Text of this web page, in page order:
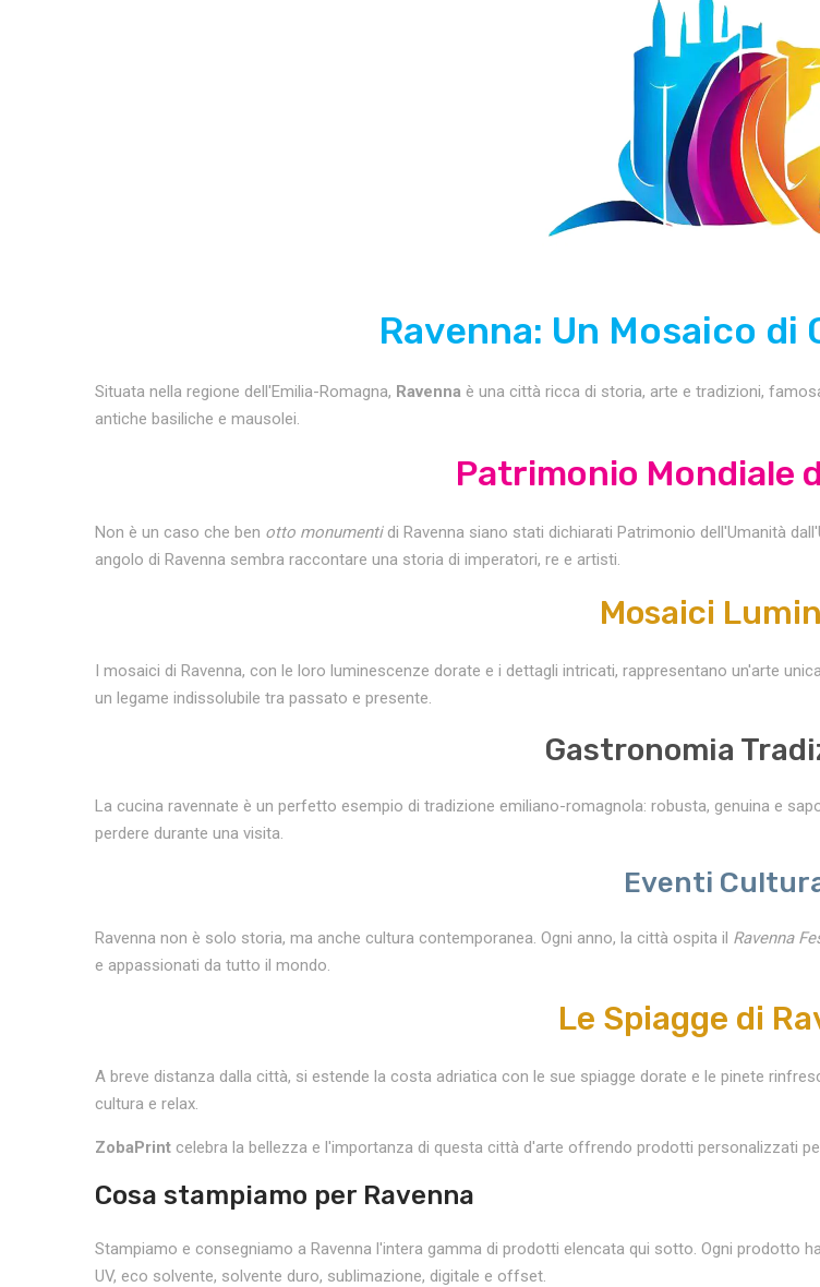
Ravenna: Un Mosaico
Situata nella regione dell'Emilia-Romagna, Ravenna è una città ricca di storia, arte e tradizioni,
antiche basiliche e mausolei.
Patrimonio Mondiale
Non è un caso che ben otto monumentidi Ravenna siano stati dichiarati Patrimonio dell'Umanità
angolo di Ravenna sembra raccontare una storia di imperatori, re e artisti.
Mosaici
I mosaici di Ravenna, con le loro luminescenze dorate e i dettagli intricati, rappresentano un'arte
un legame indissolubile tra passato e presente.
Gastronomia
La cucina ravennate è un perfetto esempio di tradizione emiliano-romagnola: robusta, genuina e
perdere durante una visita.
Eventi
Ravenna non è solo storia, ma anche cultura contemporanea. Ogni anno, la città ospita il Ravenna
e appassionati da tutto il mondo.
Le Spiagge di
A breve distanza dalla città, si estende la costa adriatica con le sue spiagge dorate e le pinete
cultura e relax.
ZobaPrint celebra la bellezza e l'importanza di questa città d'arte offrendo prodotti personalizzati
Cosa stampiamo per Ravenna
Stampiamo e consegniamo a Ravenna l'intera gamma di prodotti elencata qui sotto. Ogni prodotto
UV, eco solvente, solvente duro, sublimazione, digitale e offset.